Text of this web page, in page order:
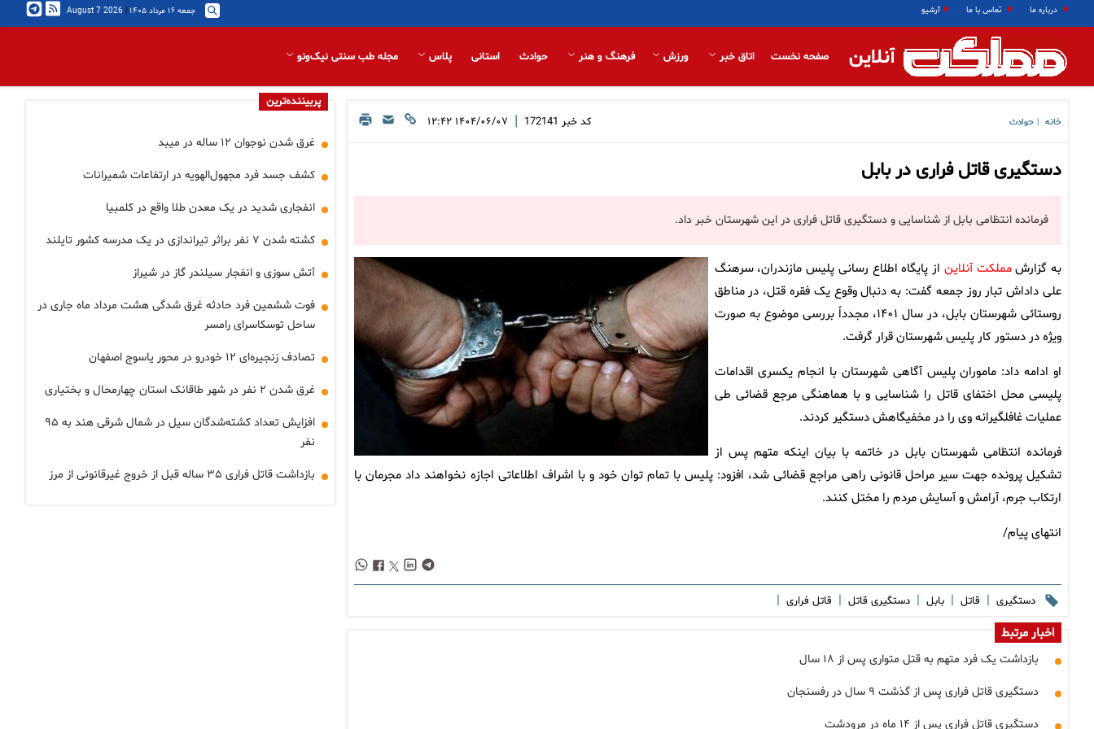
درباره ما تماس با ما آرشیو جمعه ۱۶ مرداد ۱۴۰۵ |
2026 August 7
آنلاین صفحه نخست اتاق خبر ورزش فرهنگ و هنر حوادث استانی پلاس مجله طب سنتی نیک‌ونو
خانه حوادث کد خبر 172141
| ۱۴۰۴/۰۶/۰۷ ۱۲:۴۲
دستگیری قاتل فراری در بابل
فرمانده انتظامی بابل از شناسایی و دستگیری قاتل فراری در این شهرستان خبر داد.
به گزارشمملکت آنلاین از پایگاه اطلاع رسانی پلیس مازندران، سرهنگ
علی داداش تبار روز جمعه گفت: به دنبال وقوع یک فقره قتل، در مناطق
روستائی شهرستان بابل، در سال ۱۴۰۱، مجدداً بررسی موضوع به صورت
ویژه در دستور کار پلیس شهرستان قرار گرفت.
او ادامه داد: ماموران پلیس آگاهی شهرستان با انجام یکسری اقدامات
پلیسی محل اختفای قاتل را شناسایی و با هماهنگی مرجع قضائی طی
عملیات غافلگیرانه وی را در مخفیگاهش دستگیر کردند.
فرمانده انتظامی شهرستان بابل در خاتمه با بیان اینکه متهم پس از
تشکیل پرونده جهت سیر مراحل قانونی راهی مراجع قضائی شد، افزود: پلیس با تمام توان خود و با اشراف اطلاعاتی اجازه نخواهند داد مجرمان با
ارتکاب جرم، آرامش و آسایش مردم را مختل کنند.
انتهای پیام/
دستگیری | قاتل | بابل | دستگیری قاتل | قاتل فراری |
اخبار مرتبط
بازداشت یک فرد متهم به قتل متواری پس از ۱۸ سال
دستگیری قاتل فراری پس از گذشت ۹ سال در رفسنجان
دستگیری قاتل فراری پس از ۱۴ ماه در مرودشت
پربیننده‌ترین
غرق شدن نوجوان ۱۲ ساله در میبد
کشف جسد فرد مجهول‌الهویه در ارتفاعات شمیرانات
انفجاری شدید در یک معدن طلا واقع در کلمبیا
کشته شدن ۷ نفر براثر تیراندازی در یک مدرسه کشور تایلند
آتش سوزی و انفجار سیلندر گاز در شیراز
فوت ششمین فرد حادثه غرق شدگی هشت مرداد ماه جاری در
ساحل توسکاسرای رامسر
تصادف زنجیره‌ای ۱۲ خودرو در محور یاسوج اصفهان
غرق شدن ۲ نفر در شهر طاقانک استان چهارمحال و بختیاری
افزایش تعداد کشته‌شدگان سیل در شمال شرقی هند به ۹۵
نفر
بازداشت قاتل فراری ۳۵ ساله قبل از خروج غیرقانونی از مرز